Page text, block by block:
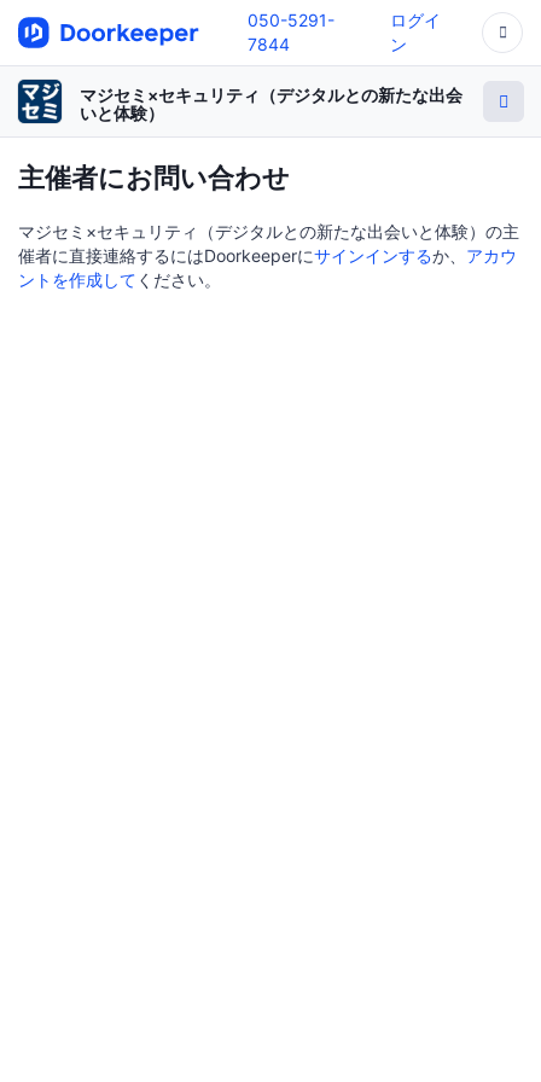
050-5291-
7844
ログイ
ン
マジセミ×セキュリティ（デジタルとの新たな出会
いと体験）
主催者にお問い合わせ
マジセミ×セキュリティ（デジタルとの新たな出会いと体験）の主
催者に直接連絡するにはDoorkeeperにサインインするか、 アカウ
ントを作成して ください。